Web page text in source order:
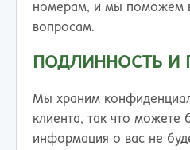
номерам, и мы поможем
вопросам.
ПОДЛИННОСТЬ И
Мы храним
клиента, так что можете
информация о вас не